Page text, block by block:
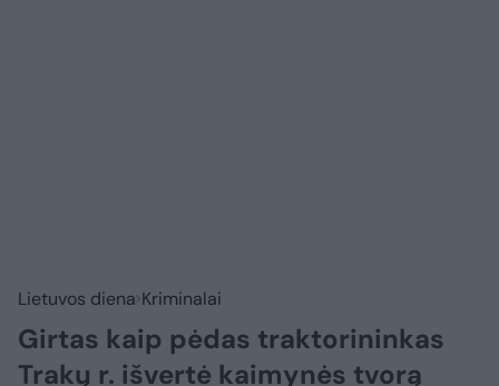
Lietuvos diena Kriminalai
Girtas kaip pėdas traktorininkas
Trakų r. išvertė kaimynės tvorą